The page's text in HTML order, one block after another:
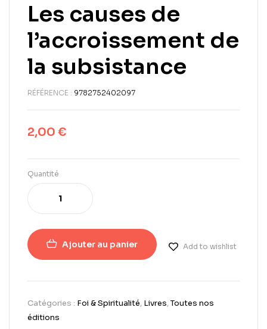
Les causes de
l’accroissement de
la subsistance
RÉFÉRENCE : 9782752402097
2,00 €
Quantité
Ajouter au panier Add to wishlist
Catégories : Foi & Spiritualité, Livres,Toutes nos
éditions